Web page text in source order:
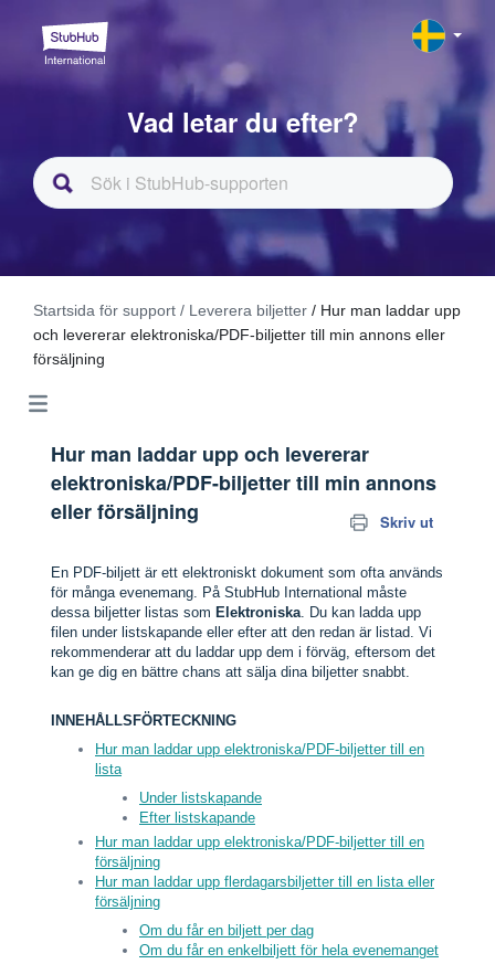
Vad letar du efter?
Startsida för support / Leverera biljetter / Hur man laddar upp
och levererar elektroniska/PDF-biljetter till min annons eller
försäljning
Hur man laddar upp och levererar
elektroniska/PDF-biljetter till min annons
eller försäljning
Skriv ut
En PDF-biljett är ett elektroniskt dokument som ofta används
för många evenemang. På StubHub International måste
dessa biljetter listas som Elektroniska. Du kan ladda upp
filen under listskapande eller efter att den redan är listad. Vi
rekommenderar att du laddar upp dem i förväg, eftersom det
kan ge dig en bättre chans att sälja dina biljetter snabbt.
INNEHÅLLSFÖRTECKNING
Hur man laddar upp elektroniska/PDF-biljetter till en
lista
Under listskapande
Efter listskapande
Hur man laddar upp elektroniska/PDF-biljetter till en
försäljning
Hur man laddar upp flerdagarsbiljetter till en lista eller
försäljning
Om du får en biljett per dag
Om du får en enkelbiljett för hela evenemanget